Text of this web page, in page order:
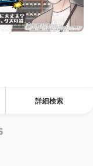
詳細検索